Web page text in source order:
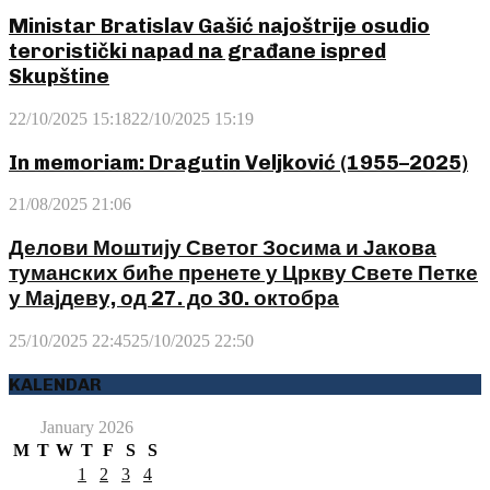
Ministar Bratislav Gašić najoštrije osudio
teroristički napad na građane ispred
Skupštine
22/10/2025 15:1822/10/2025 15:19
In memoriam: Dragutin Veljković (1955–2025)
21/08/2025 21:06
Делови Моштију Светог Зосима и Јакова
туманских биће пренете у Цркву Свете Петке
у Мајдеву, од 27. до 30. октобра
25/10/2025 22:4525/10/2025 22:50
KALENDAR
January 2026
M T W T F S
S
1
2 3
4